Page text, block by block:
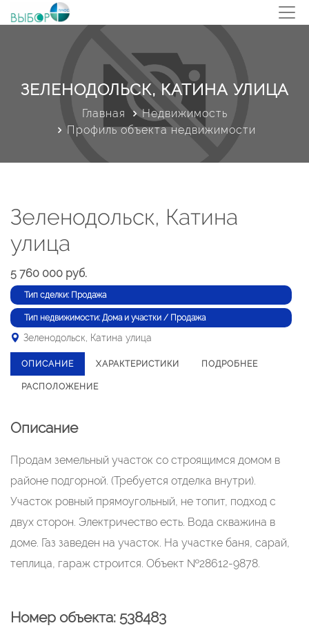
ЗЕЛЕНОДОЛЬСК, КАТИНА УЛИЦА
Главная
Недвижимость
Профиль объекта недвижимости
Зеленодольск, Катина
улица
5 760 000 руб.
Тип сделки: Продажа
Тип недвижимости: Дома и участки / Продажа
Зеленодольск, Катина улица
ОПИСАНИЕ ХАРАКТЕРИСТИКИ ПОДРОБНЕЕ
РАСПОЛОЖЕНИЕ
Описание
Продам земельный участок со строящимся домом в
районе подгорной. (Требуется отделка внутри).
Участок ровный прямоугольный, не топит, подход с
двух сторон. Электричество есть. Вода скважина в
доме. Газ заведен на участок. На участке баня, сарай,
теплица, гараж строится. Объект №28612-9878.
Номер объекта: 538483